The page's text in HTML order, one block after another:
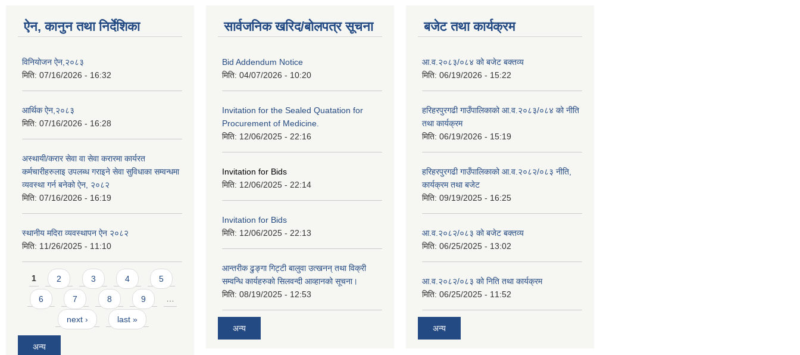
ऐन, कानुन तथा निर्देशिका
विनियोजन ऐन,२०८३
मिति: 07/16/2026 - 16:32
आर्थिक ऐन,२०८३
मिति: 07/16/2026 - 16:28
अस्थायी/करार सेवा वा सेवा करारमा कार्यरत
कर्मचारीहरुलाइ उपलब्ध गराइने सेवा सुविधाका सम्वन्धमा
व्यवस्था गर्न बनेको ऐन, २०८२
मिति: 07/16/2026 - 16:19
स्थानीय मदिरा व्यवस्थापन ऐन २०८२
मिति: 11/26/2025 - 11:10
Pages
1 2 3 4 5
6 7 8 9 …
next › last »
अन्य
सार्वजनिक खरिद/बोलपत्र सूचना
Bid Addendum Notice
मिति: 04/07/2026 - 10:20
Invitation for the Sealed Quatation for
Procurement of Medicine.
मिति: 12/06/2025 - 22:16
Invitation for Bids
मिति: 12/06/2025 - 22:14
Invitation for Bids
मिति: 12/06/2025 - 22:13
आन्तरीक ढुङ्गा गिट्टी बालुवा उत्खनन् तथा विक्री
सम्वन्धि कार्यहरुको सिलवन्दी आव्हानको सूचना।
मिति: 08/19/2025 - 12:53
अन्य
बजेट तथा कार्यक्रम
आ.व.२०८३/०८४ को बजेट बक्तव्य
मिति: 06/19/2026 - 15:22
हरिहरपुरगढी गाउँपालिकाको आ.व.२०८३/०८४ को नीति
तथा कार्यक्रम
मिति: 06/19/2026 - 15:19
हरिहरपुरगढी गाउँपालिकाको आ.व.२०८२/०८३ नीति,
कार्यक्रम तथा बजेट
मिति: 09/19/2025 - 16:25
आ.व.२०८२/०८३ को बजेट बक्तव्य
मिति: 06/25/2025 - 13:02
आ.व.२०८२/०८३ को निति तथा कार्यक्रम
मिति: 06/25/2025 - 11:52
अन्य